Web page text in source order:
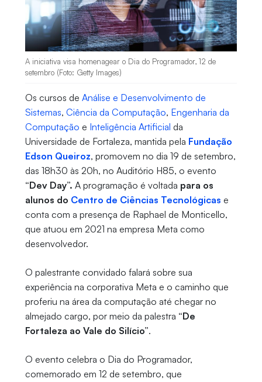
A iniciativa visa homenagear o Dia do Programador, 12 de
setembro (Foto: Getty Images)
Os cursos de Análise e Desenvolvimento de
Sistemas, Ciência da Computação, Engenharia da
Computação e Inteligência Artificial da
Universidade de Fortaleza, mantida pela Fundação
Edson Queiroz, promovem no dia 19 de setembro,
das 18h30 às 20h, no Auditório H85, o evento
“Dev Day”. A programação é voltada para os
alunos do Centro de Ciências Tecnológicas e
conta com a presença de Raphael de Monticello,
que atuou em 2021 na empresa Meta como
desenvolvedor.
O palestrante convidado falará sobre sua
experiência na corporativa Meta e o caminho que
proferiu na área da computação até chegar no
almejado cargo, por meio da palestra “De
Fortaleza ao Vale do Silício”.
O evento celebra o Dia do Programador,
comemorado em 12 de setembro, que